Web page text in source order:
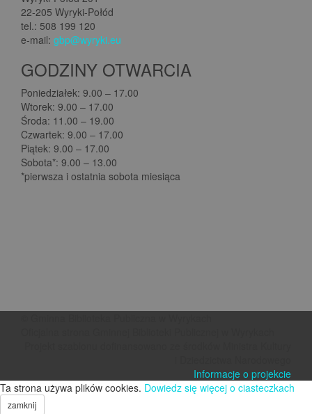
22-205 Wyryki-Połód
tel.: 508 199 120
e-mail: gbp@wyryki.eu
GODZINY OTWARCIA
Poniedziałek: 9.00 – 17.00
Wtorek: 9.00 – 17.00
Środa: 11.00 – 19.00
Czwartek: 9.00 – 17.00
Piątek: 9.00 – 17.00
Sobota*: 9.00 – 13.00
*pierwsza i ostatnia sobota miesiąca
Informacje o projekcie
Ta strona używa plików cookies. Dowiedz się więcej o ciasteczkach
zamknij